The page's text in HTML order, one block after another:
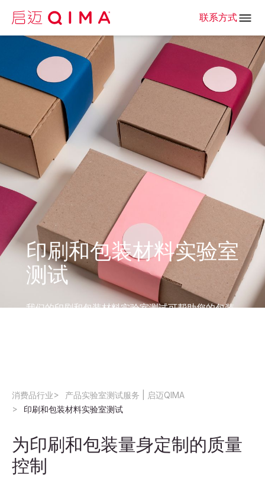
联系方式
印刷和包装材料实验室
测试
我们的印刷和包装材料实验室测试可帮助您的包装
消费品行业
产品实验室测试服务 | 启迈QIMA
印刷和包装材料实验室测试
为印刷和包装量身定制的质量
控制